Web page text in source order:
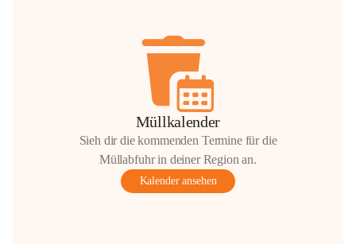
Müllkalender
Sieh dir die kommenden Termine für die
Müllabfuhr in deiner Region an.
Kalender ansehen